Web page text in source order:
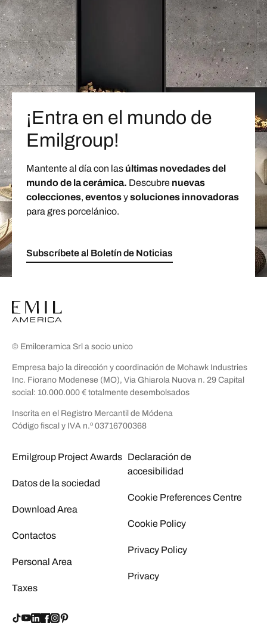
¡Entra en el mundo de
Emilgroup!
Mantente al día con las últimas novedades del
mundo de la cerámica. Descubre nuevas
colecciones, eventosysoluciones innovadoras
para gres porcelánico.
Subscríbete al Boletín de Noticias
© Emilceramica Srl a socio unico
Empresa bajo la dirección y coordinación de Mohawk Industries
Inc. Fiorano Modenese (MO), Via Ghiarola Nuova n. 29 Capital
social: 10.000.000 € totalmente desembolsados
Inscrita en el Registro Mercantil de Módena
Código fiscal y IVA n.º 03716700368
Emilgroup Project Awards
Datos de la sociedad
Download Area
Contactos
Personal Area
Taxes
Declaración de
accesibilidad
Cookie Preferences Centre
Cookie Policy
Privacy Policy
Privacy